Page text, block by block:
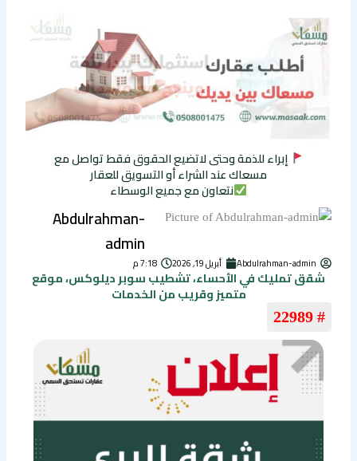
إبراء للذمة وحتى لاتضيع الحقوق فقط تواصل مع
مسعاك عند الشراء أو التسويق للعقار
نتعاون مع جميع الوسطاء
Abdulrahman-
admin
Abdulrahman-admin أبريل 19, 2026 7:18 م
شقق تمليك في الأحساء، تشطيب سوبر ديلوكس، موقع
متميز وقريب من الخدمات
# 22989